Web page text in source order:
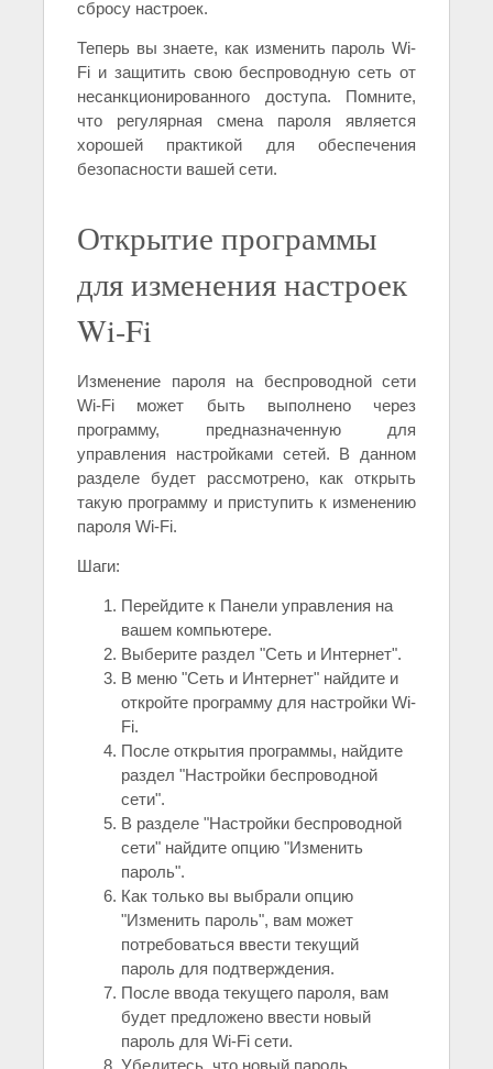
сбросу настроек.
Теперь вы знаете, как изменить пароль Wi-
Fi и защитить свою беспроводную сеть от
несанкционированного доступа. Помните,
что регулярная смена пароля является
хорошей практикой для обеспечения
безопасности вашей сети.
Открытие программы
для изменения настроек
Wi-Fi
Изменение пароля на беспроводной сети
Wi-Fi может быть выполнено через
программу, предназначенную для
управления настройками сетей. В данном
разделе будет рассмотрено, как открыть
такую программу и приступить к изменению
пароля Wi-Fi.
Шаги:
Перейдите к Панели управления на
вашем компьютере.
Выберите раздел "Сеть и Интернет".
В меню "Сеть и Интернет" найдите и
откройте программу для настройки Wi-
Fi.
После открытия программы, найдите
раздел "Настройки беспроводной
сети".
В разделе "Настройки беспроводной
сети" найдите опцию "Изменить
пароль".
Как только вы выбрали опцию
"Изменить пароль", вам может
потребоваться ввести текущий
пароль для подтверждения.
После ввода текущего пароля, вам
будет предложено ввести новый
пароль для Wi-Fi сети.